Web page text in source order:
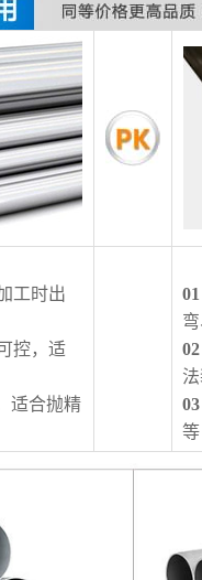
工时出
控，适
适合抛精
01
02
03